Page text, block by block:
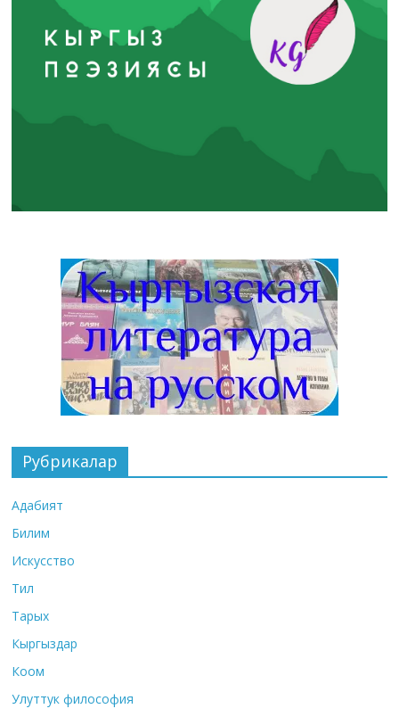
Рубрикалар
Адабият
Билим
Искусство
Тил
Тарых
Кыргыздар
Коом
Улуттук философия